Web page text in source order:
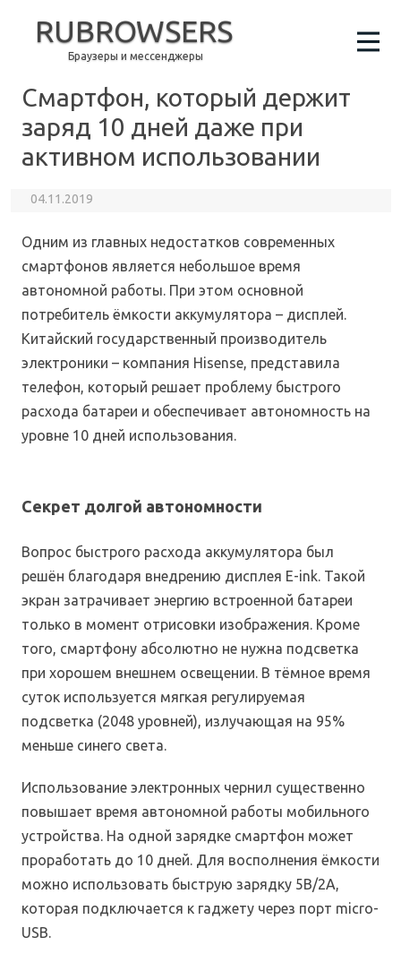
RUBROWSERS
Браузеры и мессенджеры
Смартфон, который держит
заряд 10 дней даже при
активном использовании
04.11.2019
Одним из главных недостатков современных
смартфонов является небольшое время
автономной работы. При этом основной
потребитель ёмкости аккумулятора – дисплей.
Китайский государственный производитель
электроники – компания Hisense, представила
телефон, который решает проблему быстрого
расхода батареи и обеспечивает автономность на
уровне 10 дней использования.
Секрет долгой автономности
Вопрос быстрого расхода аккумулятора был
решён благодаря внедрению дисплея E-ink. Такой
экран затрачивает энергию встроенной батареи
только в момент отрисовки изображения. Кроме
того, смартфону абсолютно не нужна подсветка
при хорошем внешнем освещении. В тёмное время
суток используется мягкая регулируемая
подсветка (2048 уровней), излучающая на 95%
меньше синего света.
Использование электронных чернил существенно
повышает время автономной работы мобильного
устройства. На одной зарядке смартфон может
проработать до 10 дней. Для восполнения ёмкости
можно использовать быструю зарядку 5В/2А,
которая подключается к гаджету через порт micro-
USB.